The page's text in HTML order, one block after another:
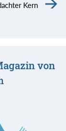
Kern
von